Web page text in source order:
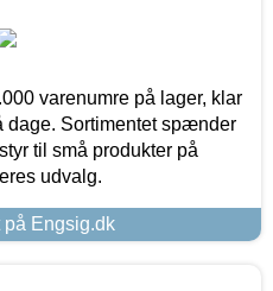
varenumre på lager, klar
dage. Sortimentet spænder
til små produkter på
udvalg.
på Engsig.dk